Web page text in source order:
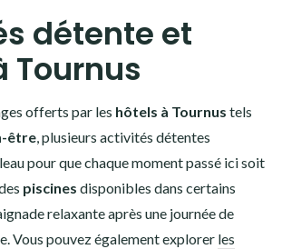
détente et
Tournus
offerts par les hôtels à Tournus tels
être, plusieurs activités détentes
pour que chaque moment passé ici soit
piscines disponibles dans certains
relaxante après une journée de
Vous pouvez également explorer les